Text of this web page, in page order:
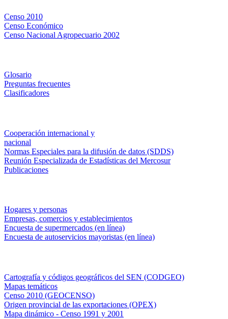
Censo 2010
Censo Económico
Censo Nacional Agropecuario 2002
Glosario
Preguntas frecuentes
Clasificadores
Cooperación internacional y
nacional
Normas Especiales para la difusión de datos (SDDS)
Reunión Especializada de Estadísticas del Mercosur
Publicaciones
Hogares y personas
Empresas, comercios y establecimientos
Encuesta de supermercados (en línea)
Encuesta de autoservicios mayoristas (en línea)
Cartografía y códigos geográficos del SEN (CODGEO)
Mapas temáticos
Censo 2010 (GEOCENSO)
Origen provincial de las exportaciones (OPEX)
Mapa dinámico - Censo 1991 y 2001